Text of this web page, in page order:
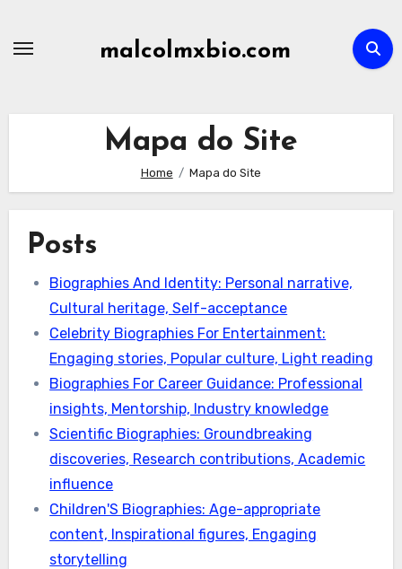
malcolmxbio.com
Mapa do Site
Home Mapa do Site
Posts
Biographies And Identity: Personal narrative,
Cultural heritage, Self-acceptance
Celebrity Biographies For Entertainment:
Engaging stories, Popular culture, Light reading
Biographies For Career Guidance: Professional
insights, Mentorship, Industry knowledge
Scientific Biographies: Groundbreaking
discoveries, Research contributions, Academic
influence
Children'S Biographies: Age-appropriate
content, Inspirational figures, Engaging
storytelling